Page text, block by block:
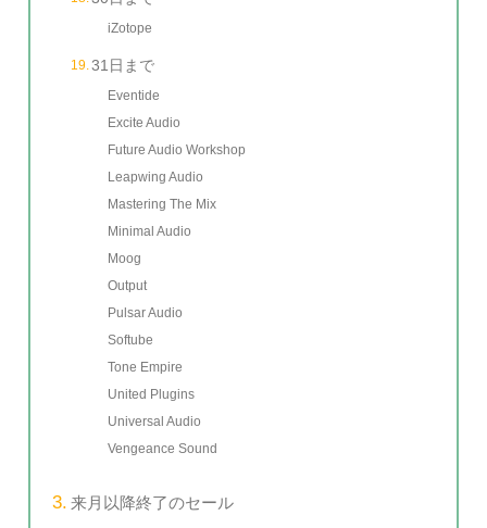
iZotope
31日まで
Eventide
Excite Audio
Future Audio Workshop
Leapwing Audio
Mastering The Mix
Minimal Audio
Moog
Output
Pulsar Audio
Softube
Tone Empire
United Plugins
Universal Audio
Vengeance Sound
来月以降終了のセール